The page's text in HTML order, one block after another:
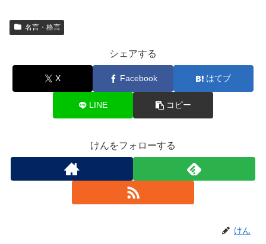
名言・格言
シェアする
X Facebook はてブ
LINE コピー
けんをフォローする
けん